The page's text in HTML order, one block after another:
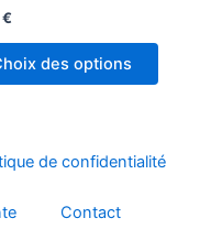
€
des options
être
la
de confidentialité
Contact